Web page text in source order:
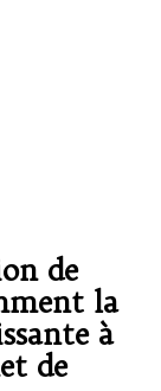
de
la
à
de